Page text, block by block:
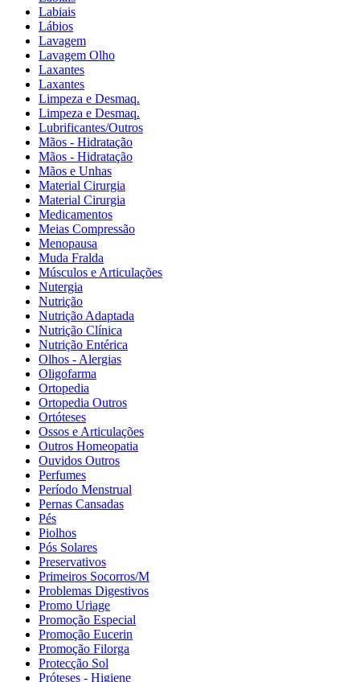
Labiais
Lábios
Lavagem
Lavagem Olho
Laxantes
Laxantes
Limpeza e Desmaq.
Limpeza e Desmaq.
Lubrificantes/Outros
Mãos - Hidratação
Mãos - Hidratação
Mãos e Unhas
Material Cirurgia
Material Cirurgia
Medicamentos
Meias Compressão
Menopausa
Muda Fralda
Músculos e Articulações
Nutergia
Nutrição
Nutrição Adaptada
Nutrição Clínica
Nutrição Entérica
Olhos - Alergias
Oligofarma
Ortopedia
Ortopedia Outros
Ortóteses
Ossos e Articulações
Outros Homeopatia
Ouvidos Outros
Perfumes
Período Menstrual
Pernas Cansadas
Pés
Piolhos
Pós Solares
Preservativos
Primeiros Socorros/M
Problemas Digestivos
Promo Uriage
Promoção Especial
Promoção Eucerin
Promoção Filorga
Protecção Sol
Próteses - Higiene